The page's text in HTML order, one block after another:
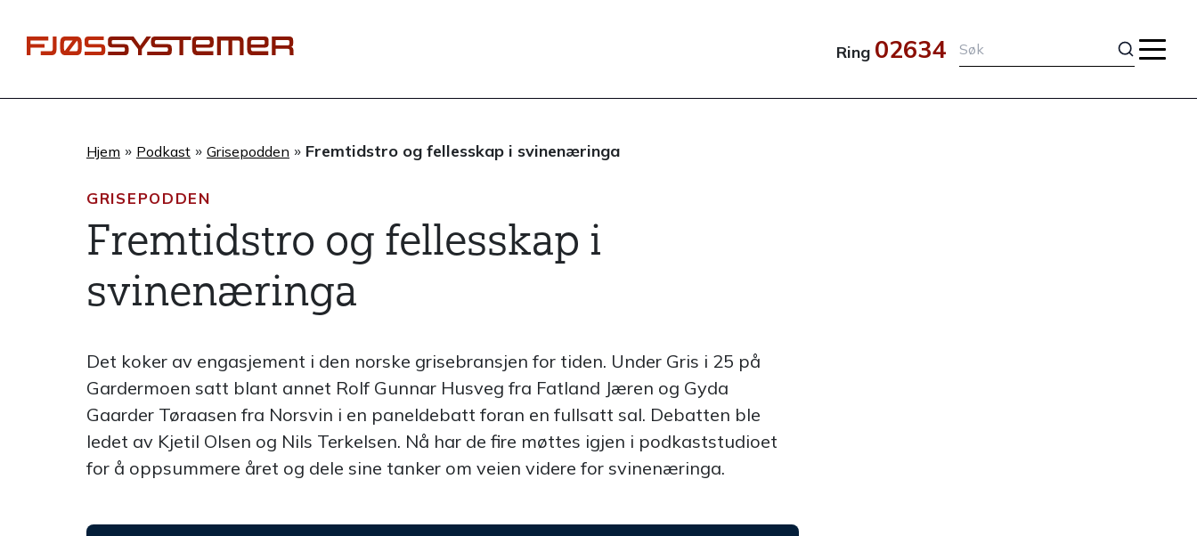
rett
Ring 02634
Hjem » Podkast » Grisepodden » Fremtidstro og fellesskap i svinenæringa
GRISEPODDEN
Fremtidstro og fellesskap i
svinenæringa
Det koker av engasjement i den norske grisebransjen for tiden. Under Gris i 25 på
Gardermoen satt blant annet Rolf Gunnar Husveg fra Fatland Jæren og Gyda
Gaarder Tøraasen fra Norsvin i en paneldebatt foran en fullsatt sal. Debatten ble
ledet av Kjetil Olsen og Nils Terkelsen. Nå har de fire møttes igjen i podkaststudioet
for å oppsummere året og dele sine tanker om veien videre for svinenæringa.